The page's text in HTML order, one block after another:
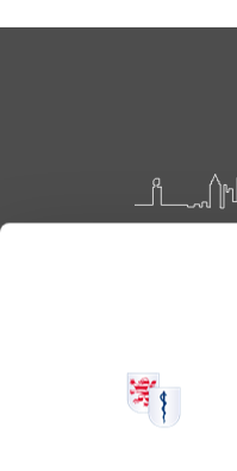
Postfach 60 05
60335 Frankfurt